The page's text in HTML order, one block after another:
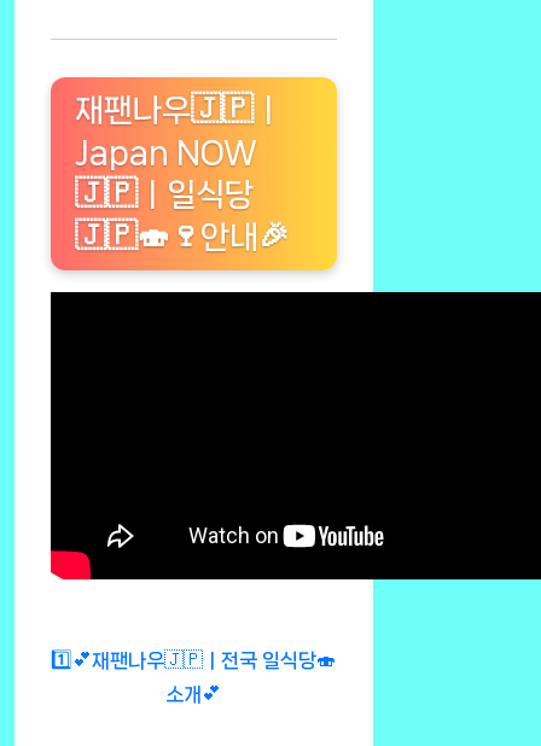
재팬나우🇯🇵ㅣ
Japan NOW
🇯🇵ㅣ일식당
🇯🇵🍣🍷안내🎉
1️⃣💕재팬나우🇯🇵ㅣ전국 일식당🍣
소개💕